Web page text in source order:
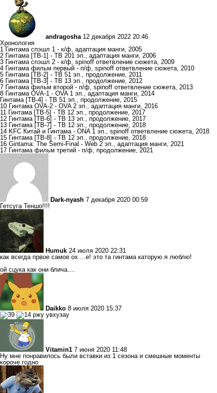
andragosha 12 декабря 2022 20:46
Хронология
1 Гинтама спэшл 1 - к/ф, адаптация манги, 2005
2 Гинтама [ТВ-1] - ТВ 201 эп., адаптация манги, 2006
3 Гинтама спэшл 2 - к/ф, spinoff ответвление сюжета, 2009
4 Гинтама фильм первый - п/ф, spinoff ответвление сюжета, 2010
5 Гинтама [ТВ-2] - ТВ 51 эп., продолжение, 2011
6 Гинтама [ТВ-3] - ТВ 13 эп., продолжение, 2012
7 Гинтама фильм второй - п/ф, spinoff ответвление сюжета, 2013
8 Гинтама OVA-1 - OVA 1 эп., адаптация манги, 2014
Гинтама [ТВ-4] - ТВ 51 эп., продолжение, 2015
10 Гинтама OVA-2 - OVA 2 эп., адаптация манги, 2016
11 Гинтама [ТВ-5] - ТВ 12 эп., продолжение, 2017
12 Гинтама [ТВ-6] - ТВ 13 эп., продолжение, 2017
13 Гинтама [ТВ-7] - ТВ 12 эп., продолжение, 2018
14 KFC Китай и Гинтама - ONA 1 эп., spinoff ответвление сюжета, 2018
15 Гинтама [ТВ-8] - ТВ 12 эп., продолжение, 2018
16 Gintama: The Semi-Final - Web 2 эп., адаптация манги, 2021
17 Гинтама фильм третий - п/ф, продолжение, 2021
Dark-nyash 7 декабря 2020 00:59
Гетсуга Теншо!!!!
Humuk 24 июля 2020 22:31
как всегда првое самое ох....е! это та гинтама каторую я люблю!
ой сцука как они блича....
Daikko 8 июля 2020 15:37
ржу увхузау
Vitamin1 7 июня 2020 11:48
Ну мне понравилось были вставки из 1 сезона и смешные моменты
короче годно